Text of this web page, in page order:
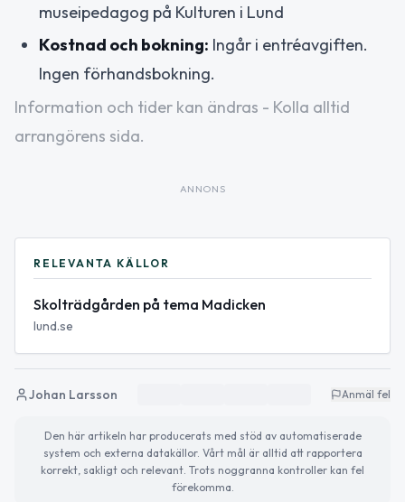
museipedagog på Kulturen i Lund
Kostnad och bokning: Ingår i entréavgiften.
Ingen förhandsbokning.
Information och tider kan ändras - Kolla alltid
arrangörens sida.
ANNONS
RELEVANTA KÄLLOR
Skolträdgården på tema Madicken
lund.se
Johan Larsson Anmäl fel
Den här artikeln har producerats med stöd av automatiserade
system och externa datakällor. Vårt mål är alltid att rapportera
korrekt, sakligt och relevant. Trots noggranna kontroller kan fel
förekomma.